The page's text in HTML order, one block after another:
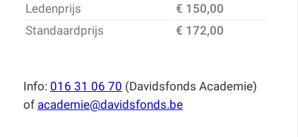
Ledenprijs
€ 150,00
Standaardprijs
€ 172,00
Info: 016 31 06 70 (Davidsfonds Academie)
of academie@davidsfonds.be